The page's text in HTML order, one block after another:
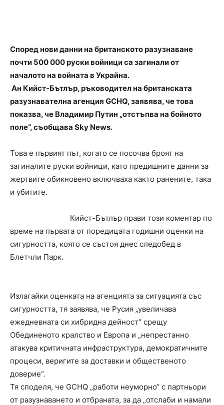
Според нови данни на британското разузнаване
почти 500 000 руски войници са загинали от
началото на войната в Украйна.
Ан Кийст-Бътлър, ръководител на британската
разузнавателна агенция GCHQ, заявява, че това
показва, че Владимир Путин „отстъпва на бойното
поле“, съобщава Sky News.
Това е първият път, когато се посочва броят на
загиналите руски войници, като предишните данни за
жертвите обикновено включваха както ранените, така
и убитите.
Кийст-Бътлър прави този коментар по
време на първата от поредицата годишни оценки на
сигурността, която се състоя днес следобед в
Блетчли Парк.
Излагайки оценката на агенцията за ситуацията със
сигурността, тя заявява, че Русия „увеличава
ежедневната си хибридна дейност“ срещу
Обединеното кралство и Европа и „непрестанно
атакува критичната инфраструктура, демократичните
процеси, веригите за доставки и общественото
доверие“.
Тя споделя, че GCHQ „работи неуморно“ с партньори
от разузнаването и отбраната, за да „отслаби и намали